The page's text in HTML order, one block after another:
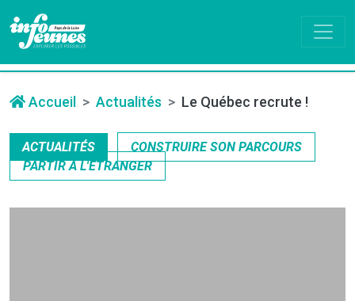
Accueil Actualités Le Québec recrute !
ACTUALITÉS
CONSTRUIRE SON PARCOURS
PARTIR À L'ÉTRANGER